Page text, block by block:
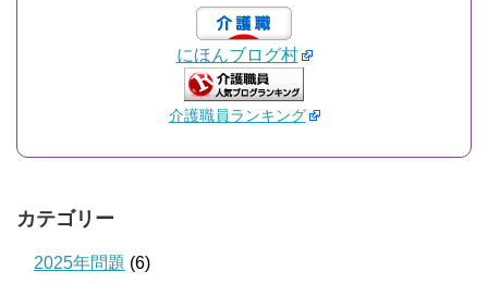
にほんブログ村
介護職員ランキング
カテゴリー
2025年問題 (6)